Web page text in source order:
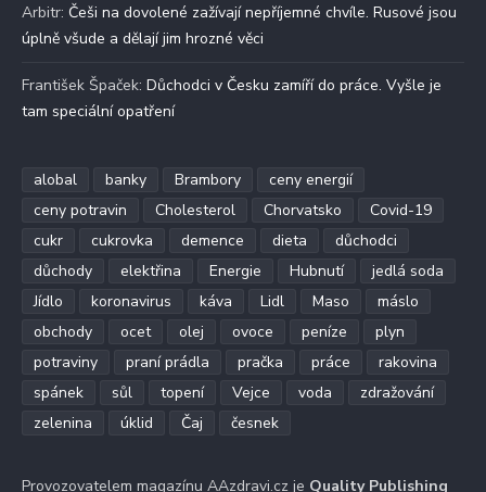
Arbitr: Češi na dovolené zažívají nepříjemné chvíle. Rusové jsou
úplně všude a dělají jim hrozné věci
František Špaček: Důchodci v Česku zamíří do práce. Vyšle je
tam speciální opatření
alobal banky Brambory
ceny energií
ceny potravin
Cholesterol Chorvatsko
Covid-19
cukr
cukrovka demence dieta
důchodci
důchody
elektřina Energie Hubnutí
jedlá soda
Jídlo
koronavirus káva Lidl Maso
máslo
obchody
ocet olej ovoce peníze
plyn
potraviny
praní prádla pračka práce
rakovina
spánek
sůl topení Vejce voda
zdražování
zelenina
úklid Čaj česnek
Provozovatelem magazínu AAzdravi.cz je Quality Publishing